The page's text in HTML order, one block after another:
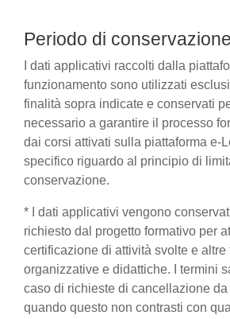
Periodo di
I dati applicativi raccolti dalla
funzionamento sono utilizzati
finalità sopra indicate e conservati
necessario a garantire il processo
dai corsi attivati sulla piattaforma e-
specifico riguardo al principio di
conservazione.
* I dati applicativi vengono
richiesto dal progetto formativo per
certificazione di attività svolte e altre
organizzative e didattiche. I termini
caso di richieste di cancellazione da
quando questo non contrasti con